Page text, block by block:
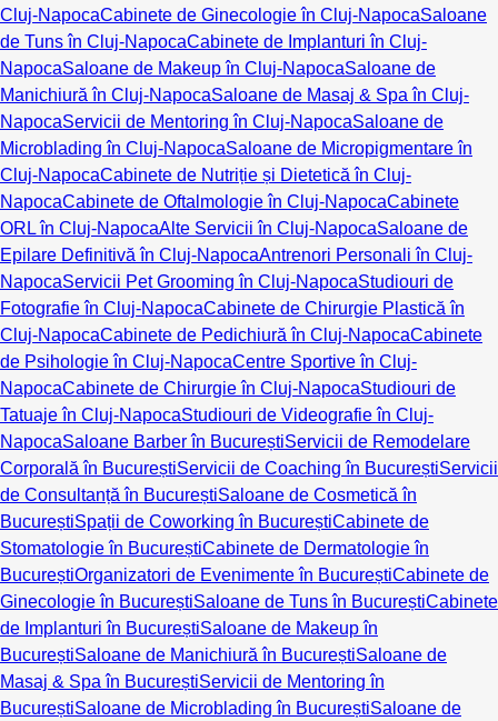
Cluj-NapocaCabinete de Ginecologie în Cluj-NapocaSaloane
de Tuns în Cluj-NapocaCabinete de Implanturi în Cluj-
NapocaSaloane de Makeup în Cluj-NapocaSaloane de
Manichiură în Cluj-NapocaSaloane de Masaj & Spa în Cluj-
NapocaServicii de Mentoring în Cluj-NapocaSaloane de
Microblading în Cluj-NapocaSaloane de Micropigmentare în
Cluj-NapocaCabinete de Nutriție și Dietetică în Cluj-
NapocaCabinete de Oftalmologie în Cluj-NapocaCabinete
ORL în Cluj-NapocaAlte Servicii în Cluj-NapocaSaloane de
Epilare Definitivă în Cluj-NapocaAntrenori Personali în Cluj-
NapocaServicii Pet Grooming în Cluj-NapocaStudiouri de
Fotografie în Cluj-NapocaCabinete de Chirurgie Plastică în
Cluj-NapocaCabinete de Pedichiură în Cluj-NapocaCabinete
de Psihologie în Cluj-NapocaCentre Sportive în Cluj-
NapocaCabinete de Chirurgie în Cluj-NapocaStudiouri de
Tatuaje în Cluj-NapocaStudiouri de Videografie în Cluj-
NapocaSaloane Barber în BucureștiServicii de Remodelare
Corporală în BucureștiServicii de Coaching în BucureștiServicii
de Consultanță în BucureștiSaloane de Cosmetică în
BucureștiSpații de Coworking în BucureștiCabinete de
Stomatologie în BucureștiCabinete de Dermatologie în
BucureștiOrganizatori de Evenimente în BucureștiCabinete de
Ginecologie în BucureștiSaloane de Tuns în BucureștiCabinete
de Implanturi în BucureștiSaloane de Makeup în
BucureștiSaloane de Manichiură în BucureștiSaloane de
Masaj & Spa în BucureștiServicii de Mentoring în
BucureștiSaloane de Microblading în BucureștiSaloane de